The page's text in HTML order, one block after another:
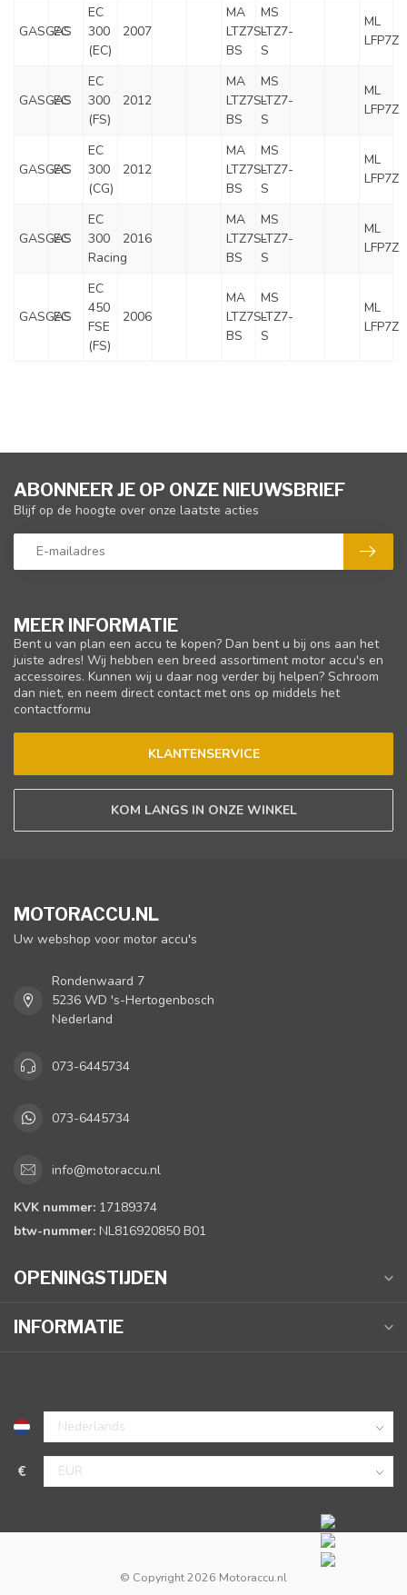
GASGAS
EC
EC
300
(EC)
2007
MA
LTZ7S-
BS
MS
LTZ7-
S
ML
LFP7Z
GASGAS
EC
EC
300
(FS)
2012
MA
LTZ7S-
BS
MS
LTZ7-
S
ML
LFP7Z
GASGAS
EC
EC
300
(CG)
2012
MA
LTZ7S-
BS
MS
LTZ7-
S
ML
LFP7Z
GASGAS
EC
EC
300
Racing
2016
MA
LTZ7S-
BS
MS
LTZ7-
S
ML
LFP7Z
GASGAS
EC
EC
450
FSE
(FS)
2006
MA
LTZ7S-
BS
MS
LTZ7-
S
ML
LFP7Z
MEER INFORMATIE
Bent u van plan een accu te kopen? Dan bent u bij ons aan het
juiste adres! Wij hebben een breed assortiment motor accu's en
accessoires. Kunnen wij u daar nog verder bij helpen? Schroom
dan niet, en neem direct contact met ons op middels het
contactformu
KLANTENSERVICE
KOM LANGS IN ONZE WINKEL
ABONNEER JE OP ONZE NIEUWSBRIEF
Blijf op de hoogte over onze laatste acties
MOTORACCU.NL
Uw webshop voor motor accu's
Rondenwaard 7
5236 WD 's-Hertogenbosch
Nederland
073-6445734
073-6445734
info@motoraccu.nl
KVK nummer: 17189374
btw-nummer: NL816920850 B01
OPENINGSTIJDEN
INFORMATIE
€
© Copyright 2026 Motoraccu.nl